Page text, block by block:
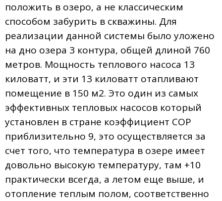
положить в озеро, а не классическим
способом забурить в скважины. Для
реализации данной системы было уложено
на дно озера 3 контура, общей длиной 760
метров. Мощность теплового насоса 13
киловатт, и эти 13 киловатт отапливают
помещение в 150 м2. Это один из самых
эффективных тепловых насосов который
установлен в стране коэффициент COP
приблизительно 9, это осуществляется за
счет того, что температура в озере имеет
довольно высокую температуру, там +10
практически всегда, а летом еще выше, и
отопление теплым полом, соответственно